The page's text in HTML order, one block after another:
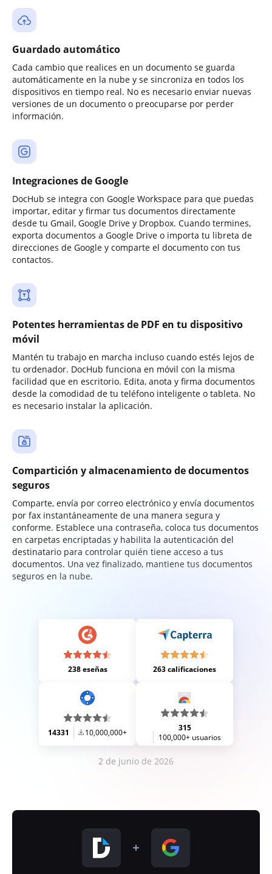
Guardado automático
Cada cambio que realices en un documento se guarda
automáticamente en la nube y se sincroniza en todos los
dispositivos en tiempo real. No es necesario enviar nuevas
versiones de un documento o preocuparse por perder
información.
Integraciones de Google
DocHub se integra con Google Workspace para que puedas
importar, editar y firmar tus documentos directamente
desde tu Gmail, Google Drive y Dropbox. Cuando termines,
exporta documentos a Google Drive o importa tu libreta de
direcciones de Google y comparte el documento con tus
contactos.
Potentes herramientas de PDF en tu dispositivo
móvil
Mantén tu trabajo en marcha incluso cuando estés lejos de
tu ordenador. DocHub funciona en móvil con la misma
facilidad que en escritorio. Edita, anota y firma documentos
desde la comodidad de tu teléfono inteligente o tableta. No
es necesario instalar la aplicación.
Compartición y almacenamiento de documentos
seguros
Comparte, envía por correo electrónico y envía documentos
por fax instantáneamente de una manera segura y
conforme. Establece una contraseña, coloca tus documentos
en carpetas encriptadas y habilita la autenticación del
destinatario para controlar quién tiene acceso a tus
documentos. Una vez finalizado, mantiene tus documentos
seguros en la nube.
238 eseñas 263 calificaciones
14331 10,000,000+
315
100,000+ usuarios
2 de junio de 2026